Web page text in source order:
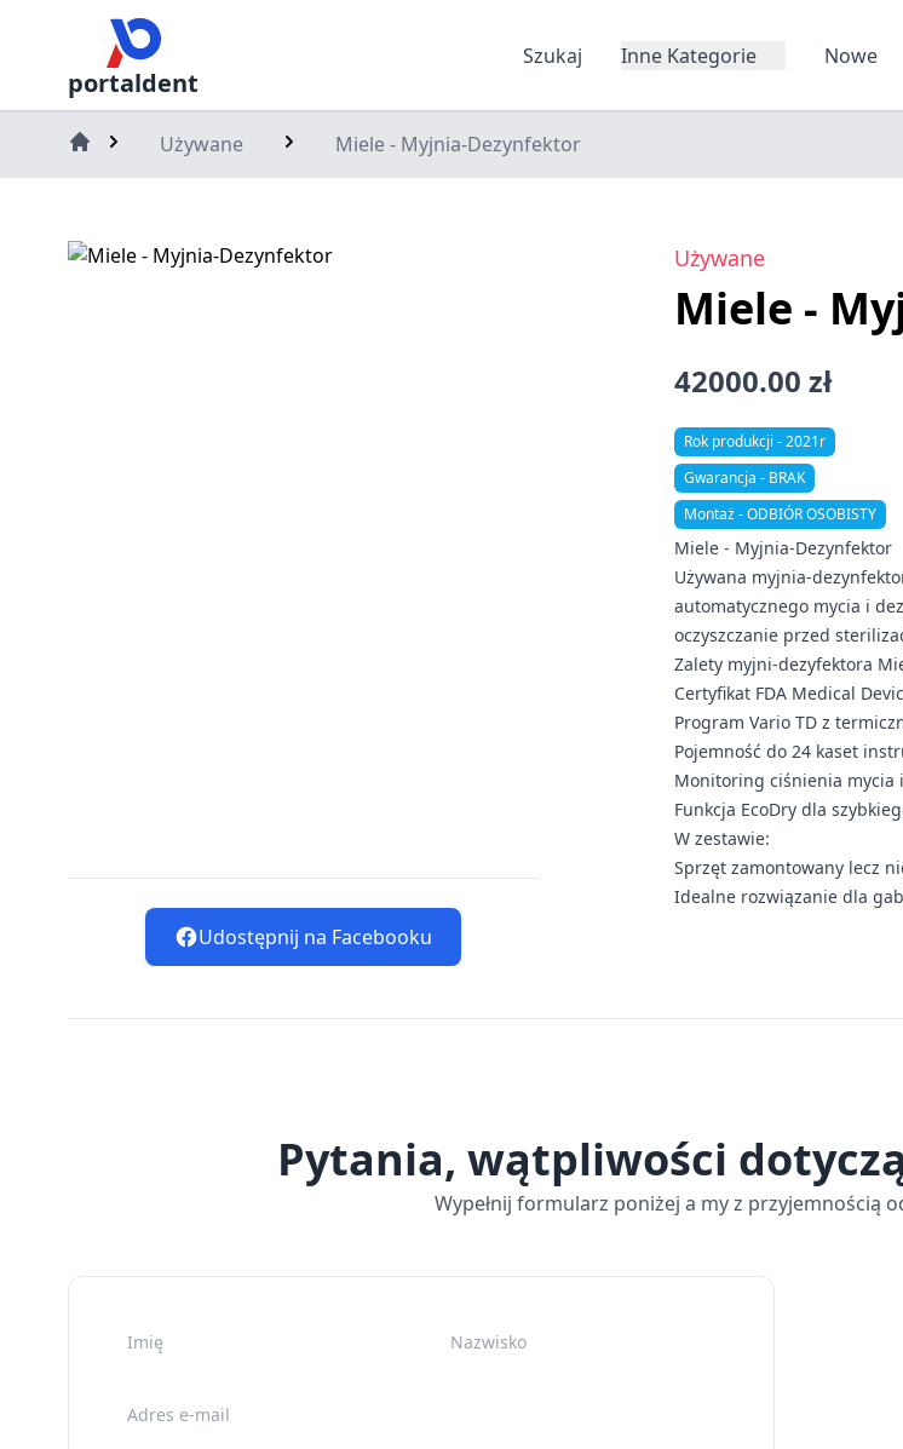
portaldent
Szukaj Inne Kategorie Nowe
Używane Miele - Myjnia-Dezynfektor
Udostępnij na Facebooku
Używane
Miele -
42000.00 zł
Rok produkcji - 2021r
Gwarancja - BRAK
Montaż - ODBIÓR OSOBISTY
Miele - Myjnia-Dezynfektor
Używana myjnia-
automatycznego mycia i
oczyszczanie przed
Zalety myjni-dezyfektora
Certyfikat FDA Medical
Program Vario TD z
Pojemność do 24 kaset
Monitoring ciśnienia mycia
Funkcja EcoDry dla
W zestawie:
Sprzęt zamontowany lecz
Idealne rozwiązanie dla
Pytania, wątpliwości
Wypełnij formularz poniżej a my z przyjemnością
Nazwisko
Adres e-mail